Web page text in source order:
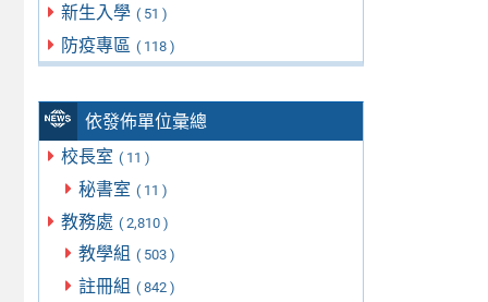
新生入學 ( 51 )
防疫專區 ( 118 )
依發佈單位彙總
校長室 ( 11 )
秘書室 ( 11 )
教務處 ( 2,810 )
教學組 ( 503 )
註冊組 ( 842 )